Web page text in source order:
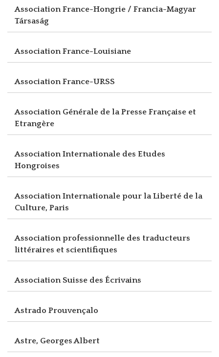
Association France-Hongrie / Francia-Magyar
Társaság
Association France-Louisiane
Association France-URSS
Association Générale de la Presse Française et
Etrangère
Association Internationale des Etudes
Hongroises
Association Internationale pour la Liberté de la
Culture, Paris
Association professionnelle des traducteurs
littéraires et scientifiques
Association Suisse des Écrivains
Astrado Prouvençalo
Astre, Georges Albert